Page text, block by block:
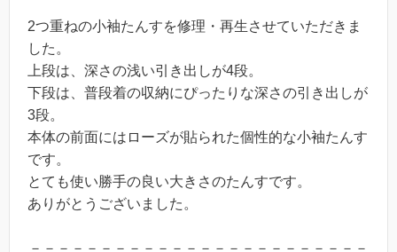
2つ重ねの小袖たんすを修理・再生させていただきま
した。
上段は、深さの浅い引き出しが4段。
下段は、普段着の収納にぴったりな深さの引き出しが
3段。
本体の前面にはローズが貼られた個性的な小袖たんす
です。
とても使い勝手の良い大きさのたんすです。
ありがとうございました。
－－－－－－－－－－－－－－－－－－－－－－－－